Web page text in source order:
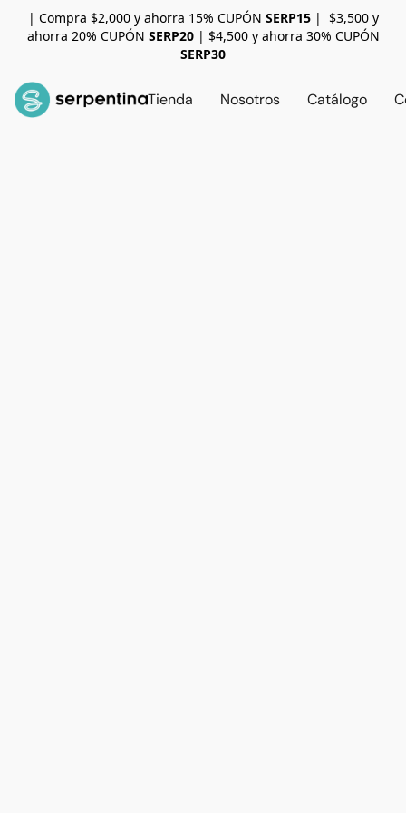
| Compra $2,000 y ahorra 15% CUPÓN SERP15| $3,500 y
ahorra 20% CUPÓN SERP20| $4,500 y ahorra 30% CUPÓN
SERP30
Tienda Nosotros Catálogo